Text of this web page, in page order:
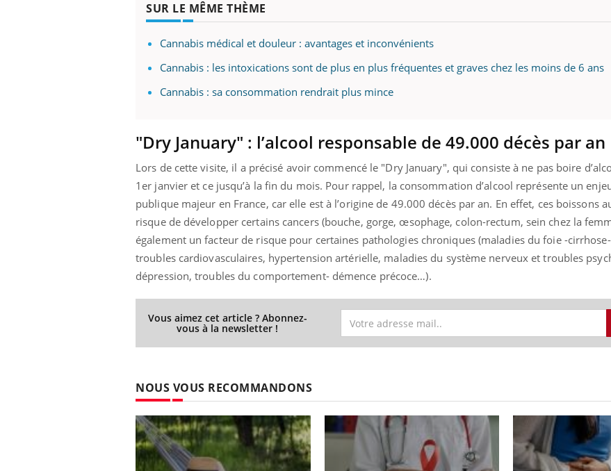
SUR LE MÊME THÈME
Cannabis médical et douleur : avantages et inconvénients
Cannabis : les intoxications sont de plus en plus fréquentes et graves chez les moins de 6 ans
Cannabis : sa consommation rendrait plus mince
"Dry January" : l’alcool responsable de 49.000 décès par an
Lors de cette visite, il a précisé avoir commencé le "Dry January", qui consiste à ne pas boire
1er janvier et ce jusqu’à la fin du mois. Pour rappel, la consommation d’alcool représente un
publique majeur en France, car elle est à l’origine de 49.000 décès par an. En effet, ces boissons
risque de développer certains cancers (bouche, gorge, œsophage, colon-rectum, sein chez la
également un facteur de risque pour certaines pathologies chroniques (maladies du foie -
troubles cardiovasculaires, hypertension artérielle, maladies du système nerveux et troubles
dépression, troubles du comportement- démence précoce…).
Vous aimez cet article ? Abonnez-
vous à la newsletter !
NOUS VOUS RECOMMANDONS